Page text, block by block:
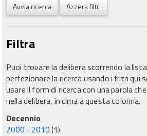
Avvia ricerca Azzera filtri
Filtra
Puoi trovare la delibera scorrendo la
perfezionare la ricerca usando i filtri qui
usare il form di ricerca con una parola
nella delibera, in cima a questa colonna.
Decennio
2000 - 2010(1)